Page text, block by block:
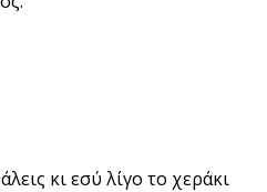
κι εσύ λίγο το χεράκι